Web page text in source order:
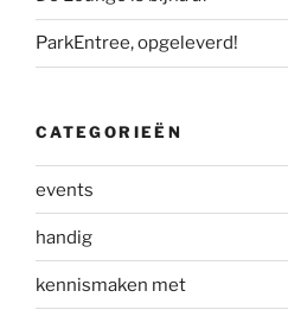
ParkEntree, opgeleverd!
CATEGORIEËN
events
handig
kennismaken met